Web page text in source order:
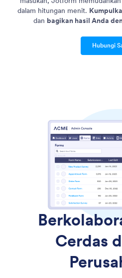
dalam hitungan menit.
dan bagikan hasil Anda
Hubungi
Cerdas